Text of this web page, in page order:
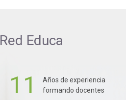
Red Educa
11
Años de experiencia
formando docentes